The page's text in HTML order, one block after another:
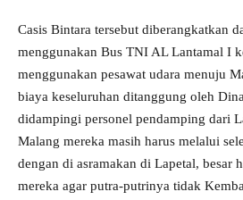
Casis Bintara tersebut diberangkatkan
menggunakan Bus TNI AL Lantamal I
menggunakan pesawat udara menuju
biaya keseluruhan ditanggung oleh
didampingi personel pendamping dari
Malang mereka masih harus melalui
dengan di asramakan di Lapetal, besar
mereka agar putra-putrinya tidak